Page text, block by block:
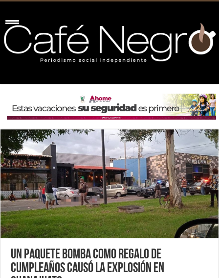
Un paquete bomba como regalo de
cumpleaños causó la explosión en